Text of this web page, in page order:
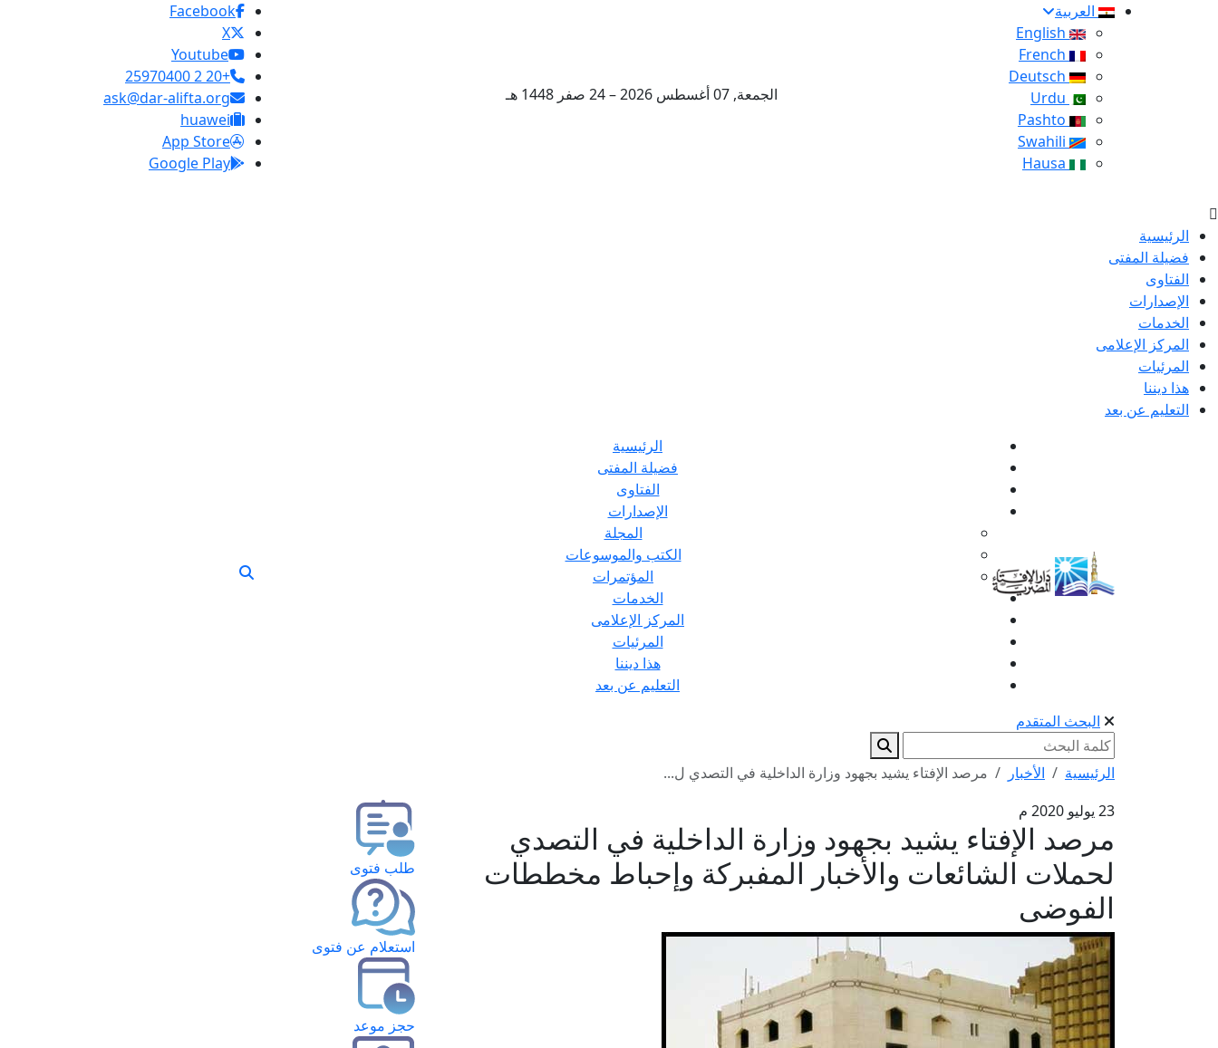
العربية
الجمعة, 07 أغسطس 2026 – 24 صفر 1448 هـ
Facebook
X
Youtube
+20 2 25970400
ask@dar-alifta.org
huawei
App Store
Google Play
الرئيسية
فضيلة المفتى
الفتاوى
الإصدارات
الخدمات
المركز الإعلامى
المرئيات
هذا ديننا
التعليم عن بعد
الرئيسية
فضيلة المفتى
الفتاوى
الإصدارات
المجلة
الكتب والموسوعات
المؤتمرات
الخدمات
المركز الإعلامى
المرئيات
هذا ديننا
التعليم عن بعد
البحث المتقدم
الرئيسية الأخبار
مرصد الإفتاء يشيد بجهود وزارة الداخلية في التصدي ل...
23 يوليو 2020 م
مرصد الإفتاء يشيد بجهود وزارة الداخلية في التصدي
لحملات الشائعات والأخبار المفبركة وإحباط مخططات
الفوضى
طلب فتوى
استعلام عن فتوى
حجز موعد